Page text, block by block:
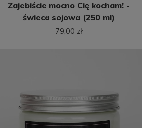
Zajebiście mocno Cię kocham! -
świeca sojowa (250 ml)
79,00 zł